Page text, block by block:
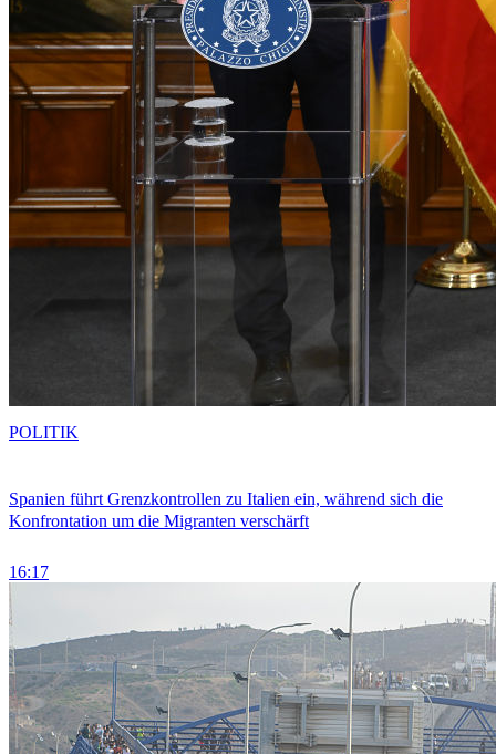
Spanien führt Grenzkontrollen zu Italien ein, während sich die
Konfrontation um die Migranten verschärft
16:17
POLITIK